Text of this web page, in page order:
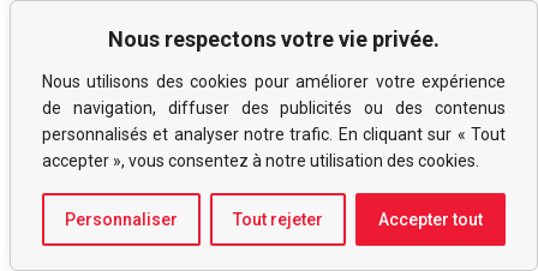
Nous respectons votre vie privée.
Nous utilisons des cookies pour améliorer votre expérience
de navigation, diffuser des publicités ou des contenus
personnalisés et analyser notre trafic. En cliquant sur « Tout
accepter », vous consentez à notre utilisation des cookies.
Personnaliser Tout rejeter Accepter tout
qui nous entourent.
Lire la suite